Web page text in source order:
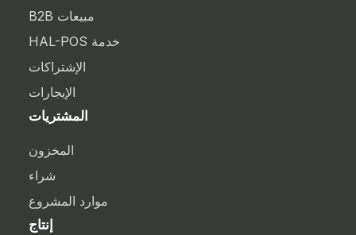
مبيعات B2B
خدمة HAL-POS
الإشتراكات
الإيجارات
المشتريات
المخزون
شراء
موارد المشروع
إنتاج